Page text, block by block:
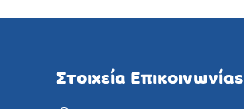
Στοιχεία Επικοινωνίας